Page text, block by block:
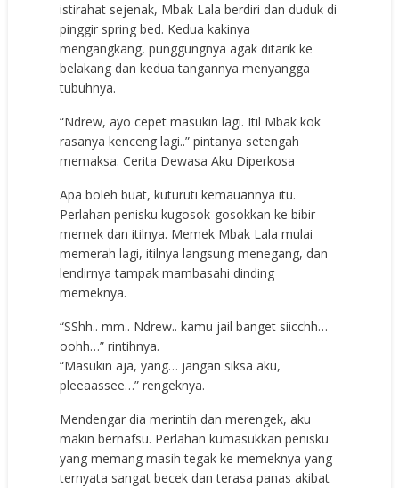
istirahat sejenak, Mbak Lala berdiri dan duduk di
pinggir spring bed. Kedua kakinya
mengangkang, punggungnya agak ditarik ke
belakang dan kedua tangannya menyangga
tubuhnya.
“Ndrew, ayo cepet masukin lagi. Itil Mbak kok
rasanya kenceng lagi..” pintanya setengah
memaksa. Cerita Dewasa Aku Diperkosa
Apa boleh buat, kuturuti kemauannya itu.
Perlahan penisku kugosok-gosokkan ke bibir
memek dan itilnya. Memek Mbak Lala mulai
memerah lagi, itilnya langsung menegang, dan
lendirnya tampak mambasahi dinding
memeknya.
“SShh.. mm.. Ndrew.. kamu jail banget siicchh…
oohh…” rintihnya.
“Masukin aja, yang… jangan siksa aku,
pleeaassee…” rengeknya.
Mendengar dia merintih dan merengek, aku
makin bernafsu. Perlahan kumasukkan penisku
yang memang masih tegak ke memeknya yang
ternyata sangat becek dan terasa panas akibat